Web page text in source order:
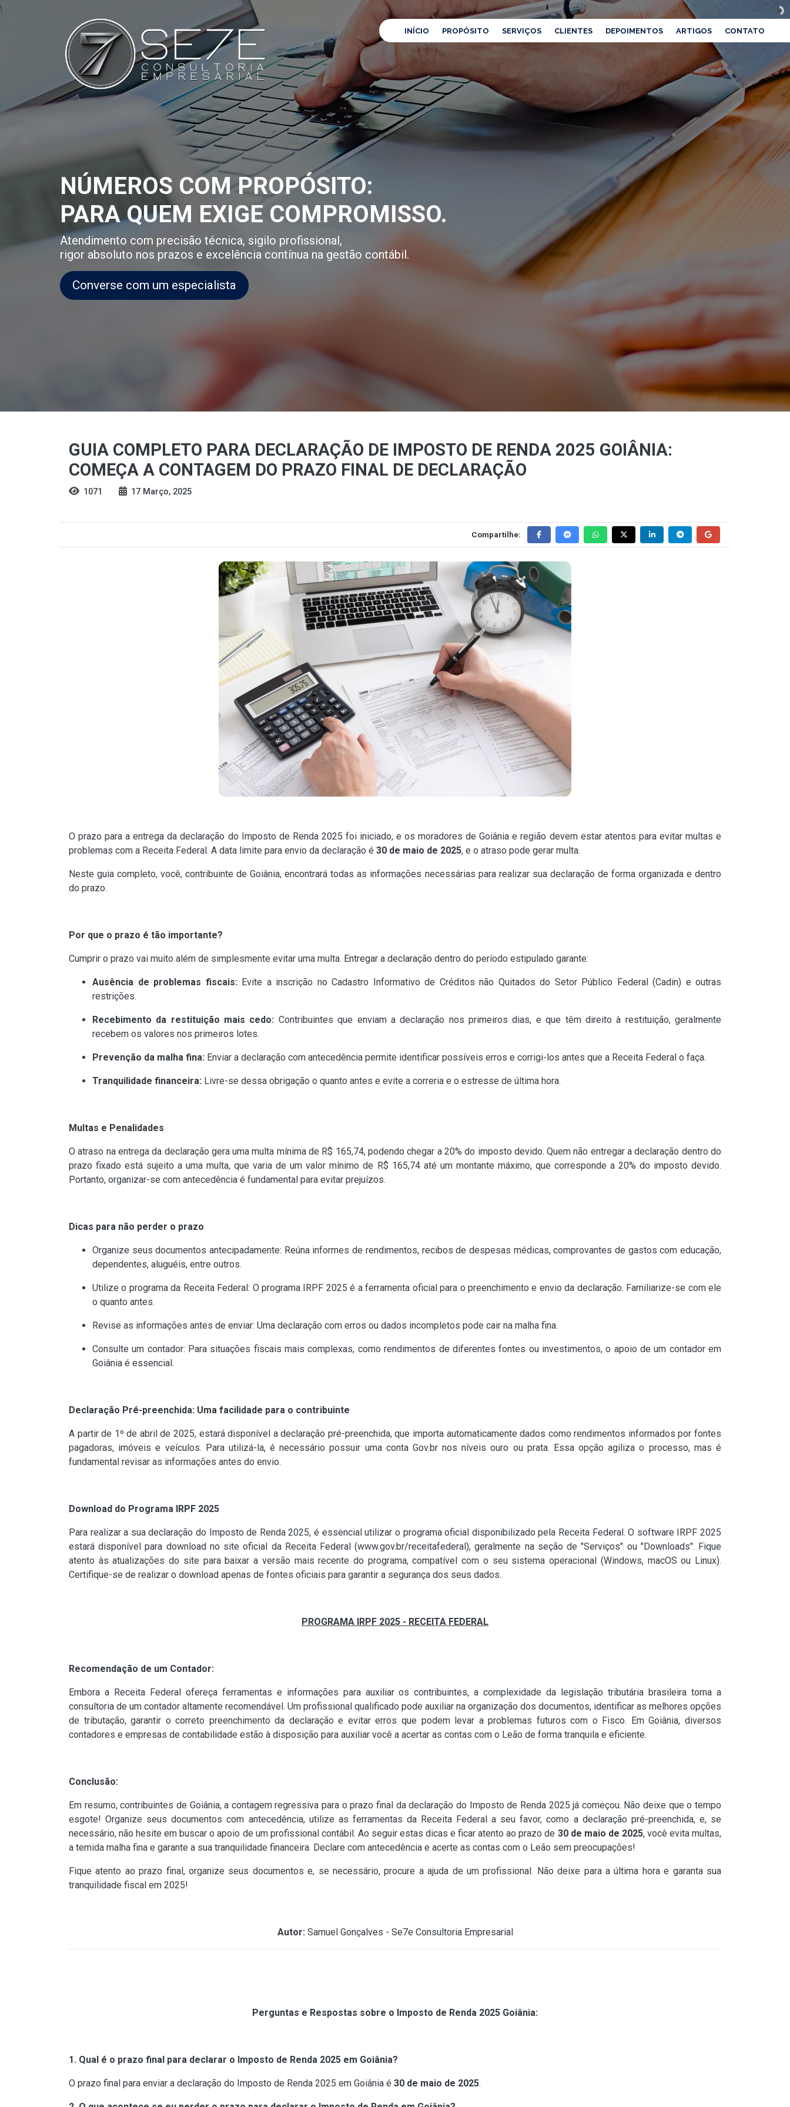
INÍCIO PROPÓSITO SERVIÇOS CLIENTES DEPOIMENTOS ARTIGOS CONTATO
NÚMEROS COM PROPÓSITO:
PARA QUEM EXIGE COMPROMISSO.
Atendimento com precisão técnica, sigilo profissional,
rigor absoluto nos prazos e excelência contínua na gestão contábil.
Converse com um especialista
GUIA COMPLETO PARA DECLARAÇÃO DE IMPOSTO DE RENDA 2025 GOIÂNIA:
COMEÇA A CONTAGEM DO PRAZO FINAL DE DECLARAÇÃO
1071 17 Março, 2025
Compartilhe:
O prazo para a entrega da declaração do Imposto de Renda 2025 foi iniciado, e os moradores de Goiânia e região devem estar atentos para evitar multas e
problemas com a Receita Federal. A data limite para envio da declaração é 30 de maio de 2025, e o atraso pode gerar multa.
Neste guia completo, você, contribuinte de Goiânia, encontrará todas as informações necessárias para realizar sua declaração de forma organizada e dentro
do prazo.
Por que o prazo é tão importante?
Cumprir o prazo vai muito além de simplesmente evitar uma multa. Entregar a declaração dentro do período estipulado garante:
Ausência de problemas fiscais: Evite a inscrição no Cadastro Informativo de Créditos não Quitados do Setor Público Federal (Cadin) e outras
restrições.
Recebimento da restituição mais cedo: Contribuintes que enviam a declaração nos primeiros dias, e que têm direito à restituição, geralmente
recebem os valores nos primeiros lotes.
Prevenção da malha fina: Enviar a declaração com antecedência permite identificar possíveis erros e corrigi-los antes que a Receita Federal o faça.
Tranquilidade financeira: Livre-se dessa obrigação o quanto antes e evite a correria e o estresse de última hora.
Multas e Penalidades
O atraso na entrega da declaração gera uma multa mínima de R$ 165,74, podendo chegar a 20% do imposto devido. Quem não entregar a declaração dentro do
prazo fixado está sujeito a uma multa, que varia de um valor mínimo de R$ 165,74 até um montante máximo, que corresponde a 20% do imposto devido.
Portanto, organizar-se com antecedência é fundamental para evitar prejuízos.
Dicas para não perder o prazo
Organize seus documentos antecipadamente: Reúna informes de rendimentos, recibos de despesas médicas, comprovantes de gastos com educação,
dependentes, aluguéis, entre outros.
Utilize o programa da Receita Federal: O programa IRPF 2025 é a ferramenta oficial para o preenchimento e envio da declaração. Familiarize-se com ele
o quanto antes.
Revise as informações antes de enviar: Uma declaração com erros ou dados incompletos pode cair na malha fina.
Consulte um contador: Para situações fiscais mais complexas, como rendimentos de diferentes fontes ou investimentos, o apoio de um contador em
Goiânia é essencial.
Declaração Pré-preenchida: Uma facilidade para o contribuinte
A partir de 1º de abril de 2025, estará disponível a declaração pré-preenchida, que importa automaticamente dados como rendimentos informados por fontes
pagadoras, imóveis e veículos. Para utilizá-la, é necessário possuir uma conta Gov.br nos níveis ouro ou prata. Essa opção agiliza o processo, mas é
fundamental revisar as informações antes do envio.
Download do Programa IRPF 2025
Para realizar a sua declaração do Imposto de Renda 2025, é essencial utilizar o programa oficial disponibilizado pela Receita Federal. O software IRPF 2025
estará disponível para download no site oficial da Receita Federal (www.gov.br/receitafederal), geralmente na seção de "Serviços" ou "Downloads". Fique
atento às atualizações do site para baixar a versão mais recente do programa, compatível com o seu sistema operacional (Windows, macOS ou Linux).
Certifique-se de realizar o download apenas de fontes oficiais para garantir a segurança dos seus dados.
PROGRAMA IRPF 2025 - RECEITA FEDERAL
Recomendação de um Contador:
Embora a Receita Federal ofereça ferramentas e informações para auxiliar os contribuintes, a complexidade da legislação tributária brasileira torna a
consultoria de um contador altamente recomendável. Um profissional qualificado pode auxiliar na organização dos documentos, identificar as melhores opções
de tributação, garantir o correto preenchimento da declaração e evitar erros que podem levar a problemas futuros com o Fisco. Em Goiânia, diversos
contadores e empresas de contabilidade estão à disposição para auxiliar você a acertar as contas com o Leão de forma tranquila e eficiente.
Conclusão:
Em resumo, contribuintes de Goiânia, a contagem regressiva para o prazo final da declaração do Imposto de Renda 2025 já começou. Não deixe que o tempo
esgote! Organize seus documentos com antecedência, utilize as ferramentas da Receita Federal a seu favor, como a declaração pré-preenchida, e, se
necessário, não hesite em buscar o apoio de um profissional contábil. Ao seguir estas dicas e ficar atento ao prazo de 30 de maio de 2025, você evita multas,
a temida malha fina e garante a sua tranquilidade financeira. Declare com antecedência e acerte as contas com o Leão sem preocupações!
Fique atento ao prazo final, organize seus documentos e, se necessário, procure a ajuda de um profissional. Não deixe para a última hora e garanta sua
tranquilidade fiscal em 2025!
Autor: Samuel Gonçalves - Se7e Consultoria Empresarial
Perguntas e Respostas sobre o Imposto de Renda 2025 Goiânia:
1. Qual é o prazo final para declarar o Imposto de Renda 2025 em Goiânia?
O prazo final para enviar a declaração do Imposto de Renda 2025 em Goiânia é 30 de maio de 2025.